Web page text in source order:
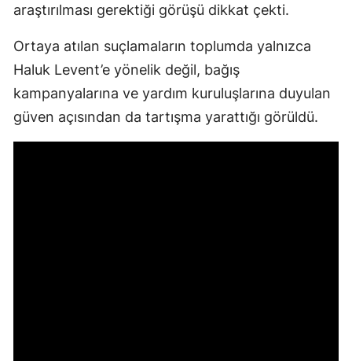
araştırılması gerektiği görüşü dikkat çekti.
Ortaya atılan suçlamaların toplumda yalnızca
Haluk Levent’e yönelik değil, bağış
kampanyalarına ve yardım kuruluşlarına duyulan
güven açısından da tartışma yarattığı görüldü.